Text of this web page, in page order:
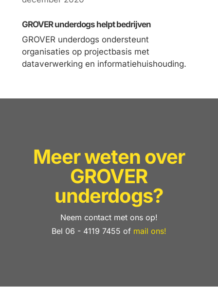
GROVER underdogs helpt bedrijven
GROVER underdogs ondersteunt
organisaties op projectbasis met
dataverwerking en informatiehuishouding.
Meer weten over
GROVER
underdogs?
Neem contact met ons op!
Bel 06 - 4119 7455 of mail ons!